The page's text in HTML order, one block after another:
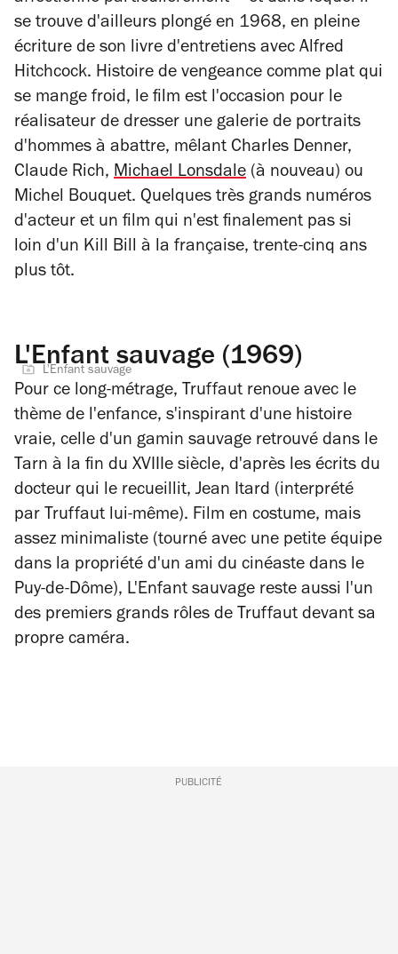
se trouve d'ailleurs plongé en 1968, en pleine
écriture de son livre d'entretiens avec Alfred
Hitchcock. Histoire de vengeance comme plat qui
se mange froid, le film est l'occasion pour le
réalisateur de dresser une galerie de portraits
d'hommes à abattre, mêlant Charles Denner,
Claude Rich, Michael Lonsdale (à nouveau) ou
Michel Bouquet. Quelques très grands numéros
d'acteur et un film qui n'est finalement pas si
loin d'un Kill Bill à la française, trente-cinq ans
plus tôt.
L'Enfant sauvage (1969)
L'Enfant sauvage
Pour ce long-métrage, Truffaut renoue avec le
thème de l'enfance, s'inspirant d'une histoire
vraie, celle d'un gamin sauvage retrouvé dans le
Tarn à la fin du XVIIIe siècle, d'après les écrits du
docteur qui le recueillit, Jean Itard (interprété
par Truffaut lui-même). Film en costume, mais
assez minimaliste (tourné avec une petite équipe
dans la propriété d'un ami du cinéaste dans le
Puy-de-Dôme), L'Enfant sauvage reste aussi l'un
des premiers grands rôles de Truffaut devant sa
propre caméra.
PUBLICITÉ